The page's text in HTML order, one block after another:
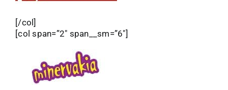
[/col]
[col span=”2″ span__sm=”6″]